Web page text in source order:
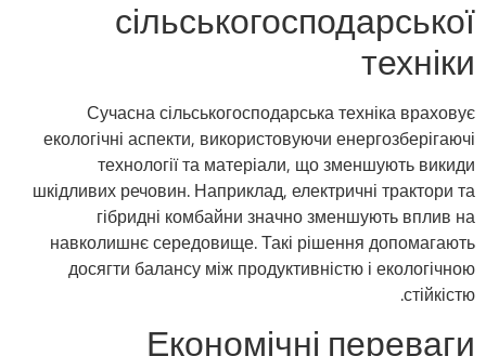
сільськогосподарської
техніки
Сучасна сільськогосподарська техніка враховує
екологічні аспекти, використовуючи енергозберігаючі
технології та матеріали, що зменшують викиди
шкідливих речовин. Наприклад, електричні трактори та
гібридні комбайни значно зменшують вплив на
навколишнє середовище. Такі рішення допомагають
досягти балансу між продуктивністю і екологічною
стійкістю.
Економічні переваги